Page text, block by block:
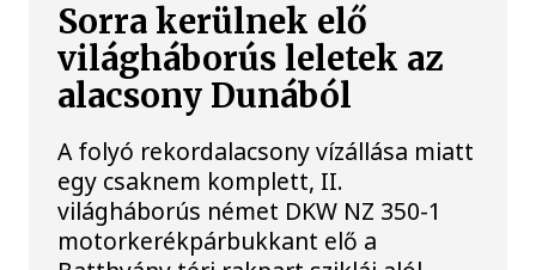
Sorra kerülnek elő
világháborús leletek az
alacsony Dunából
A folyó rekordalacsony vízállása miatt
egy csaknem komplett, II.
világháborús német DKW NZ 350-1
motorkerékpárbukkant elő a